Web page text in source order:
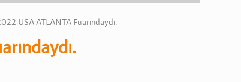
USA ATLANTA Fuarındaydı.